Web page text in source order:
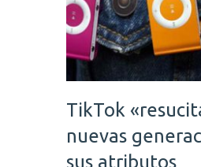
TikTok
nuevas
sus atributos